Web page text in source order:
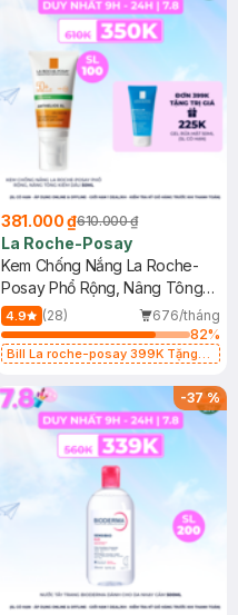
381.000 ₫610.000 ₫
La Roche-Posay
Kem Chống Nắng La Roche-
Posay Phổ Rộng, Nâng Tông
Kiềm Dầu 50ml
4.9 (28)
676/tháng
82%
Bill La roche-posay 399K Tặng
(SL có hạn)
-37%